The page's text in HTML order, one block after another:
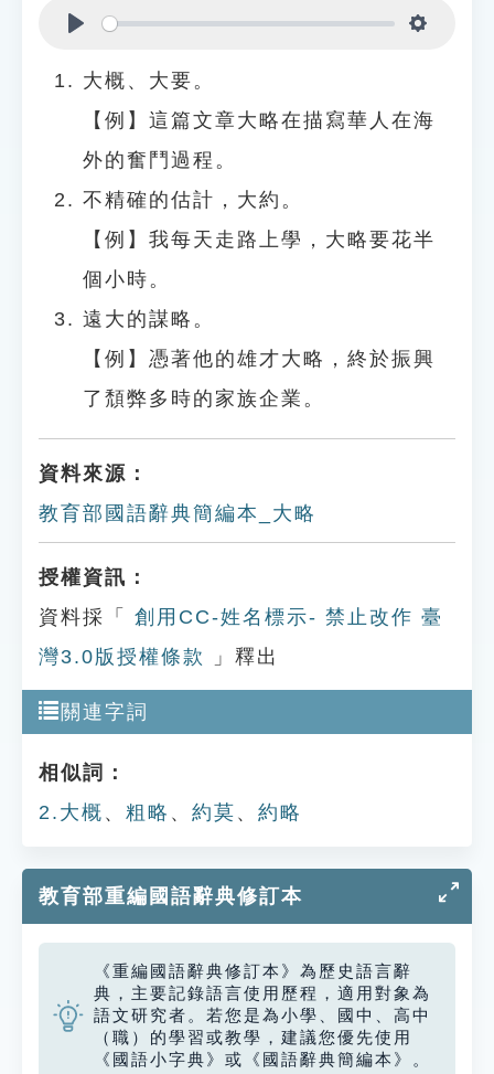
大概、大要。
【例】這篇文章大略在描寫華人在海
外的奮鬥過程。
不精確的估計，大約。
【例】我每天走路上學，大略要花半
個小時。
遠大的謀略。
【例】憑著他的雄才大略，終於振興
了頹弊多時的家族企業。
資料來源：
教育部國語辭典簡編本_大略
授權資訊：
資料採「
創用CC-姓名標示- 禁止改作 臺
灣3.0版授權條款
」釋出
關連字詞
相似詞：
2.大概 、 粗略 、 約莫 、 約略
教育部重編國語辭典修訂本
《重編國語辭典修訂本》為歷史語言辭
典，主要記錄語言使用歷程，適用對象為
語文研究者。若您是為小學、國中、高中
（職）的學習或教學，建議您優先使用
《國語小字典》或《國語辭典簡編本》。